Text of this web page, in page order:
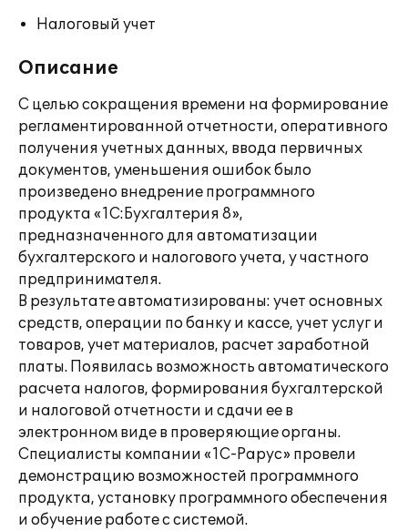
Налоговый учет
Описание
С целью сокращения времени на формирование
регламентированной отчетности, оперативного
получения учетных данных, ввода первичных
документов, уменьшения ошибок было
произведено внедрение программного
продукта «1С:Бухгалтерия 8»,
предназначенного для автоматизации
бухгалтерского и налогового учета, у частного
предпринимателя.
В результате автоматизированы: учет основных
средств, операции по банку и кассе, учет услуг и
товаров, учет материалов, расчет заработной
платы. Появилась возможность автоматического
расчета налогов, формирования бухгалтерской
и налоговой отчетности и сдачи ее в
электронном виде в проверяющие органы.
Специалисты компании «1С-Рарус» провели
демонстрацию возможностей программного
продукта, установку программного обеспечения
и обучение работе с системой.